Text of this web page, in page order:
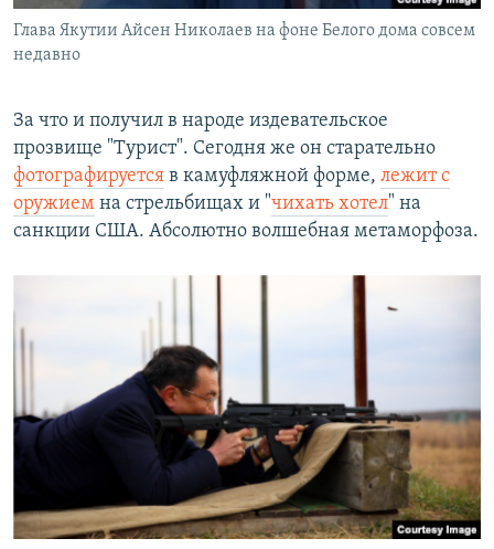
Глава Якутии Айсен Николаев на фоне Белого дома совсем
недавно
За что и получил в народе издевательское
прозвище "Турист". Сегодня же он старательно
фотографируется в камуфляжной форме, лежит с
оружием на стрельбищах и "чихать хотел" на
санкции США. Абсолютно волшебная метаморфоза.